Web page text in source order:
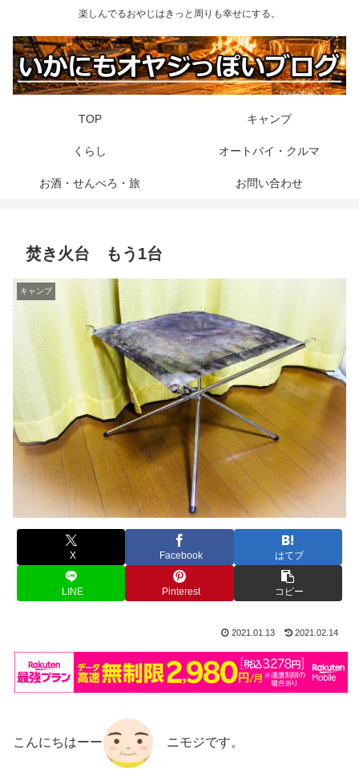
楽しんでるおやじはきっと周りも幸せにする。
TOP キャンプ
くらし オートバイ・クルマ
お酒・せんべろ・旅 お問い合わせ
焚き火台 もう1台
キャンプ
X Facebook はてブ
LINE Pinterest コピー
2021.01.13 2021.02.14
こんにちはーー ニモジです。